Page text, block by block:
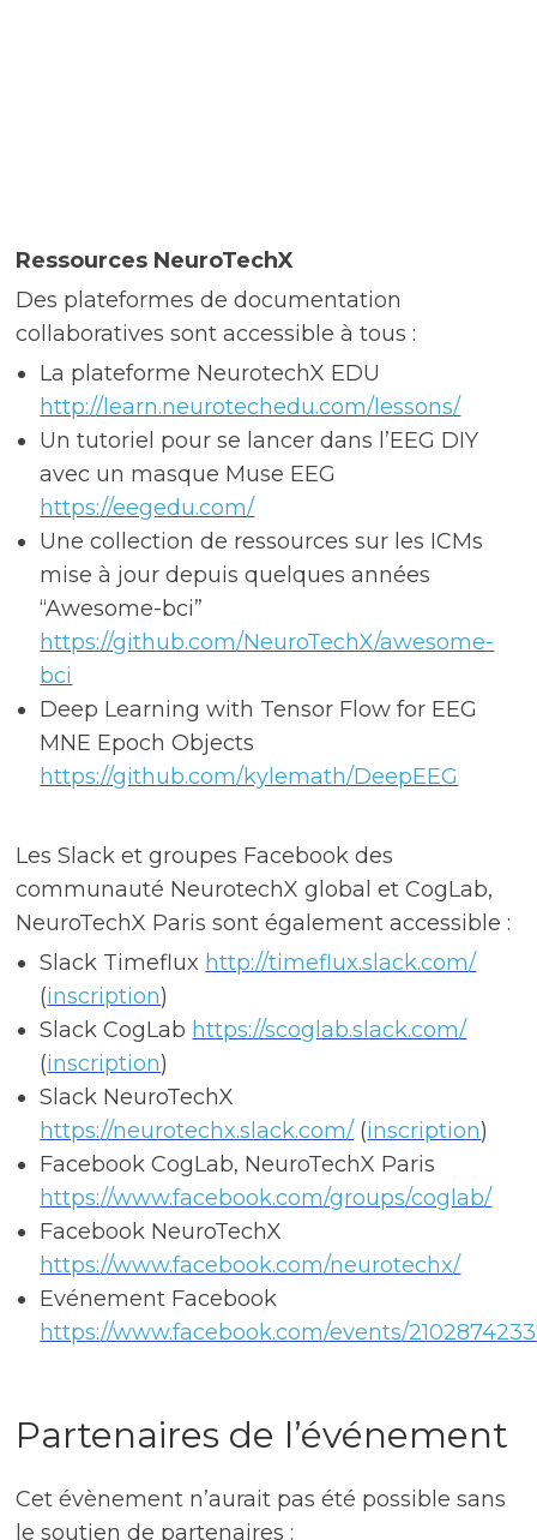
Ressources NeuroTechX
Des plateformes de documentation
collaboratives sont accessible à tous :
La plateforme NeurotechX EDU
http://learn.neurotechedu.com/lessons/
Un tutoriel pour se lancer dans l’EEG DIY
avec un masque Muse EEG
https://eegedu.com/
Une collection de ressources sur les ICMs
mise à jour depuis quelques années
“Awesome-bci”
https://github.com/NeuroTechX/awesome-
bci
Deep Learning with Tensor Flow for EEG
MNE Epoch Objects
https://github.com/kylemath/DeepEEG
Les Slack et groupes Facebook des
communauté NeurotechX global et CogLab,
NeuroTechX Paris sont également accessible :
Slack Timeflux http://timeflux.slack.com/
(inscription)
Slack CogLab https://scoglab.slack.com/
(inscription)
Slack NeuroTechX
https://neurotechx.slack.com/ (inscription)
Facebook CogLab, NeuroTechX Paris
https://www.facebook.com/groups/coglab/
Facebook NeuroTechX
https://www.facebook.com/neurotechx/
Evénement Facebook
https://www.facebook.com/events/
Partenaires de l’événement
Cet évènement n’aurait pas été possible sans
le soutien de partenaires :